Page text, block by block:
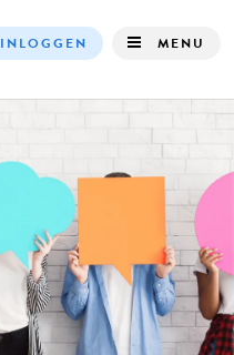
navigation
INLOGGEN MENU